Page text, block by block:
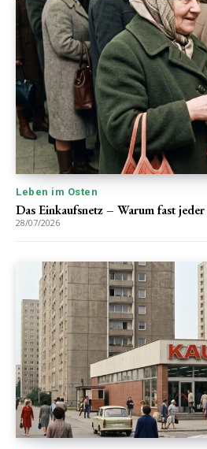
Leben im Osten
Das Einkaufsnetz – Warum fast
28/07/2026